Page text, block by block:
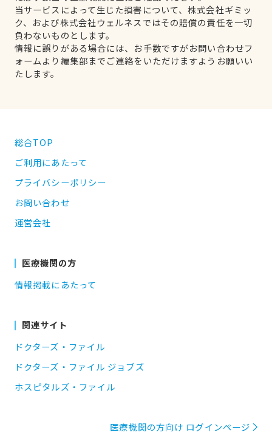
当サービスによって生じた損害について、株式会社ギミッ
ク、および株式会社ウェルネスではその賠償の責任を一切
負わないものとします。
情報に誤りがある場合には、お手数ですがお問い合わせフ
ォームより編集部までご連絡をいただけますようお願いい
たします。
総合TOP
ご利用にあたって
プライバシーポリシー
お問い合わせ
運営会社
医療機関の方
情報掲載にあたって
関連サイト
ドクターズ・ファイル
ドクターズ・ファイル ジョブズ
ホスピタルズ・ファイル
医療機関の方向け ログインページ